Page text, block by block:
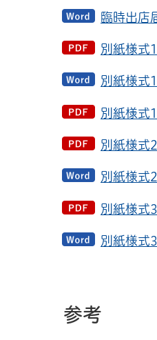
臨時出店
別紙様式
別紙様式
別紙様式
別紙様式
別紙様式
別紙様式
別紙様式
参考